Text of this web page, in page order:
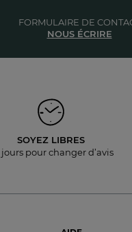
FORMULAIRE DE
NOUS ÉCRIRE
SOYEZ LIBRES
jours pourchanger d’avis